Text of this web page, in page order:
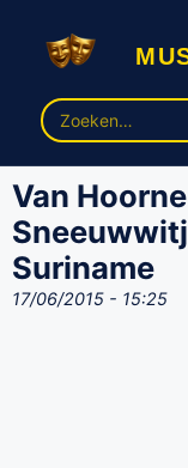
Zoek
naar:
Van
Suriname
17/06/2015 - 15:25